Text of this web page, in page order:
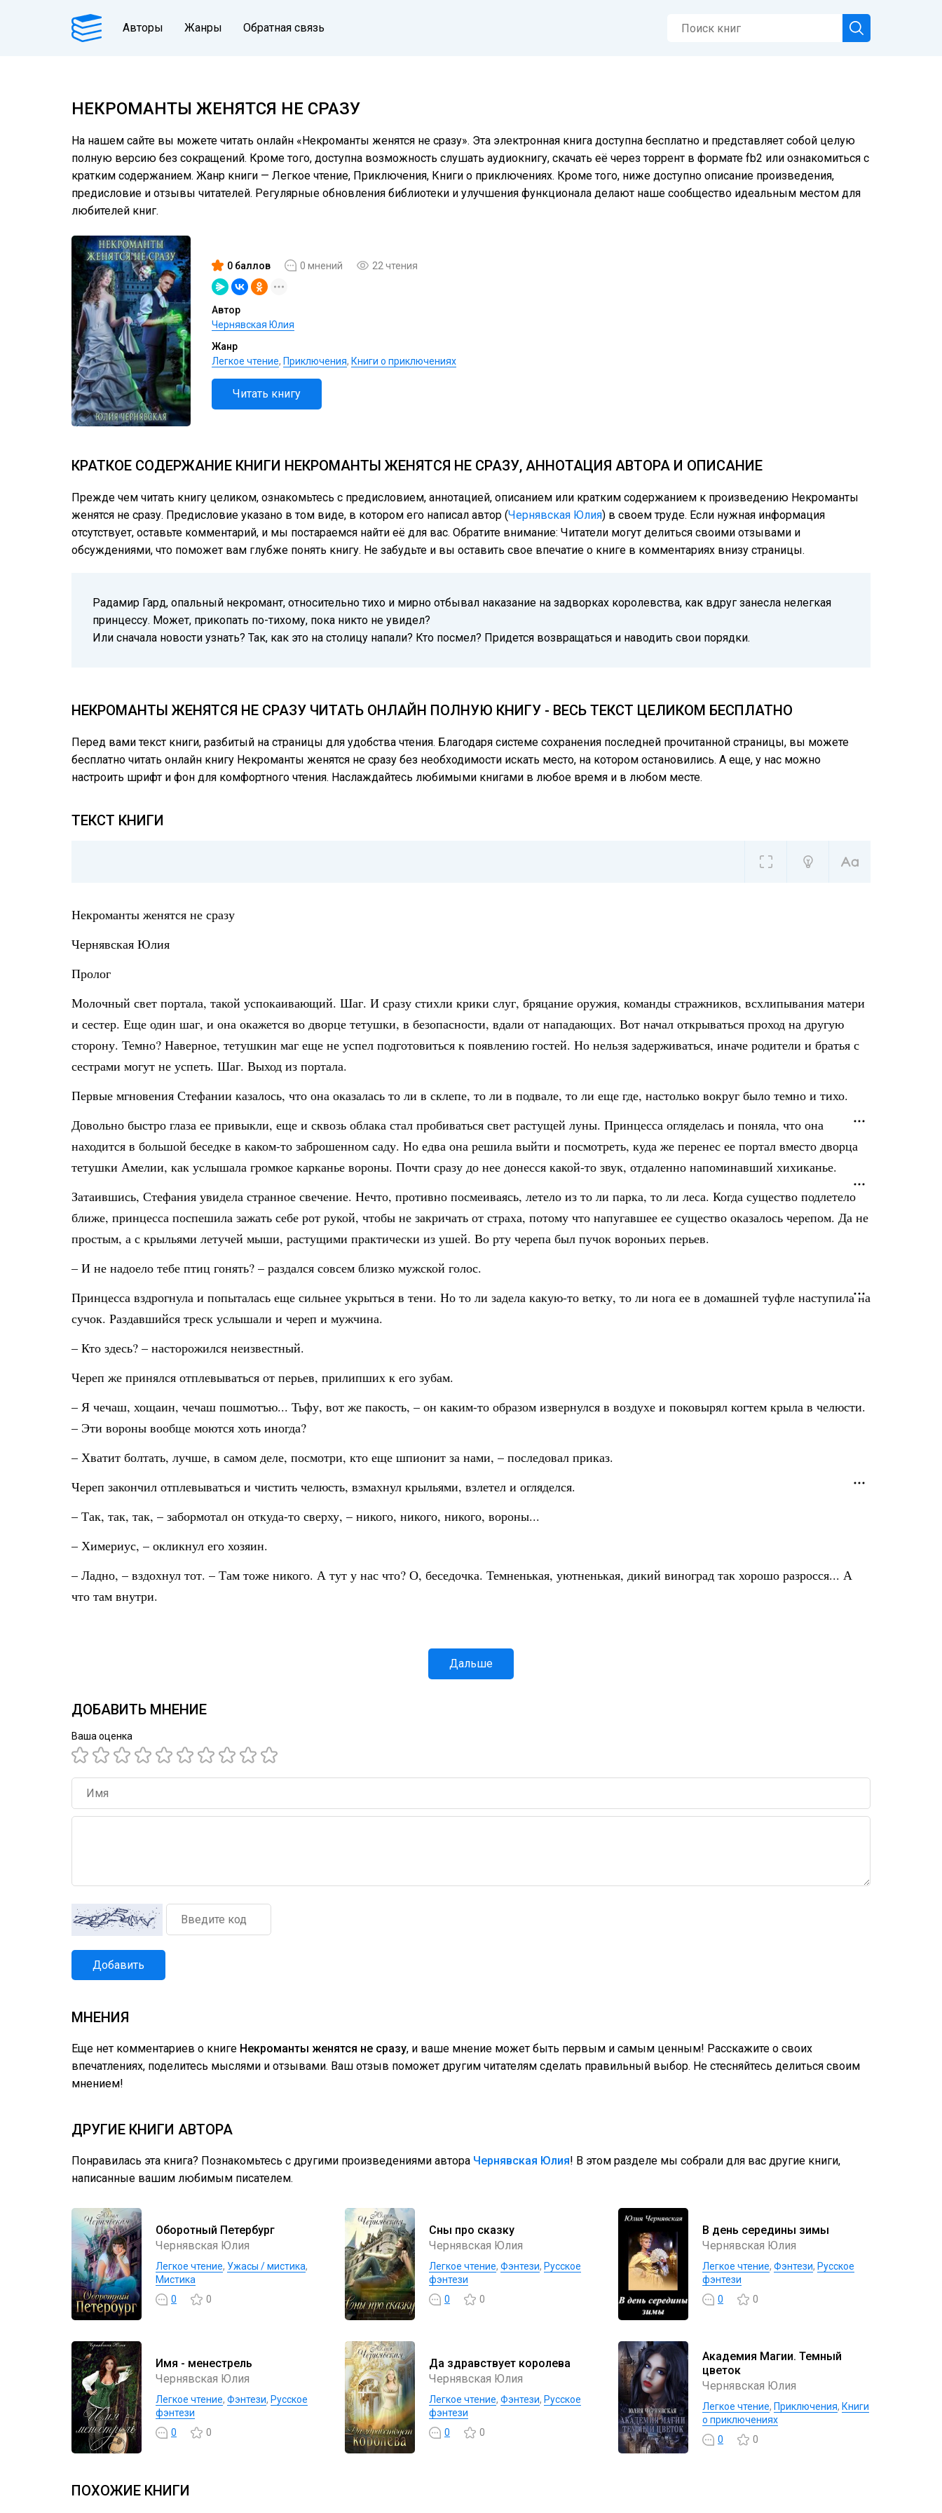
Авторы Жанры Обратная связь
НЕКРОМАНТЫ ЖЕНЯТСЯ НЕ СРАЗУ
На нашем сайте вы можете читать онлайн «Некроманты женятся не сразу». Эта электронная книга доступна бесплатно и представляет собой целую
полную версию без сокращений. Кроме того, доступна возможность слушать аудиокнигу, скачать её через торрент в формате fb2 или ознакомиться с
кратким содержанием. Жанр книги — Легкое чтение, Приключения, Книги о приключениях. Кроме того, ниже доступно описание произведения,
предисловие и отзывы читателей. Регулярные обновления библиотеки и улучшения функционала делают наше сообщество идеальным местом для
любителей книг.
0 баллов 0 мнений 22 чтения
Автор
Чернявская Юлия
Жанр
Легкое чтение, Приключения, Книги о приключениях
Читать книгу
КРАТКОЕ СОДЕРЖАНИЕ КНИГИ НЕКРОМАНТЫ ЖЕНЯТСЯ НЕ СРАЗУ, АННОТАЦИЯ АВТОРА И ОПИСАНИЕ
Прежде чем читать книгу целиком, ознакомьтесь с предисловием, аннотацией, описанием или кратким содержанием к произведению Некроманты
женятся не сразу. Предисловие указано в том виде, в котором его написал автор (Чернявская Юлия) в своем труде. Если нужная информация
отсутствует, оставьте комментарий, и мы постараемся найти её для вас. Обратите внимание: Читатели могут делиться своими отзывами и
обсуждениями, что поможет вам глубже понять книгу. Не забудьте и вы оставить свое впечатие о книге в комментариях внизу страницы.
Радамир Гард, опальный некромант, относительно тихо и мирно отбывал наказание на задворках королевства, как вдруг занесла нелегкая
принцессу. Может, прикопать по-тихому, пока никто не увидел?
Или сначала новости узнать? Так, как это на столицу напали? Кто посмел? Придется возвращаться и наводить свои порядки.
НЕКРОМАНТЫ ЖЕНЯТСЯ НЕ СРАЗУ ЧИТАТЬ ОНЛАЙН ПОЛНУЮ КНИГУ - ВЕСЬ ТЕКСТ ЦЕЛИКОМ БЕСПЛАТНО
Перед вами текст книги, разбитый на страницы для удобства чтения. Благодаря системе сохранения последней прочитанной страницы, вы можете
бесплатно читать онлайн книгу Некроманты женятся не сразу без необходимости искать место, на котором остановились. А еще, у нас можно
настроить шрифт и фон для комфортного чтения. Наслаждайтесь любимыми книгами в любое время и в любом месте.
ТЕКСТ КНИГИ
Некроманты женятся не сразу
Чернявская Юлия
Пролог
Молочный свет портала, такой успокаивающий. Шаг. И сразу стихли крики слуг, бряцание оружия, команды стражников, всхлипывания матери
и сестер. Еще один шаг, и она окажется во дворце тетушки, в безопасности, вдали от нападающих. Вот начал открываться проход на другую
сторону. Темно? Наверное, тетушкин маг еще не успел подготовиться к появлению гостей. Но нельзя задерживаться, иначе родители и братья с
сестрами могут не успеть. Шаг. Выход из портала.
Первые мгновения Стефании казалось, что она оказалась то ли в склепе, то ли в подвале, то ли еще где, настолько вокруг было темно и тихо.
Довольно быстро глаза ее привыкли, еще и сквозь облака стал пробиваться свет растущей луны. Принцесса огляделась и поняла, что она
находится в большой беседке в каком-то заброшенном саду. Но едва она решила выйти и посмотреть, куда же перенес ее портал вместо дворца
тетушки Амелии, как услышала громкое карканье вороны. Почти сразу до нее донесся какой-то звук, отдаленно напоминавший хихиканье.
Затаившись, Стефания увидела странное свечение. Нечто, противно посмеиваясь, летело из то ли парка, то ли леса. Когда существо подлетело
ближе, принцесса поспешила зажать себе рот рукой, чтобы не закричать от страха, потому что напугавшее ее существо оказалось черепом. Да не
простым, а с крыльями летучей мыши, растущими практически из ушей. Во рту черепа был пучок вороньих перьев.
– И не надоело тебе птиц гонять? – раздался совсем близко мужской голос.
Принцесса вздрогнула и попыталась еще сильнее укрыться в тени. Но то ли задела какую-то ветку, то ли нога ее в домашней туфле наступила на
сучок. Раздавшийся треск услышали и череп и мужчина.
– Кто здесь? – насторожился неизвестный.
Череп же принялся отплевываться от перьев, прилипших к его зубам.
– Я чечаш, хощаин, чечаш пошмотъю... Тьфу, вот же пакость, – он каким-то образом извернулся в воздухе и поковырял когтем крыла в челюсти.
– Эти вороны вообще моются хоть иногда?
– Хватит болтать, лучше, в самом деле, посмотри, кто еще шпионит за нами, – последовал приказ.
Череп закончил отплевываться и чистить челюсть, взмахнул крыльями, взлетел и огляделся.
– Так, так, так, – забормотал он откуда-то сверху, – никого, никого, никого, вороны...
– Химериус, – окликнул его хозяин.
– Ладно, – вздохнул тот. – Там тоже никого. А тут у нас что? О, беседочка. Темненькая, уютненькая, дикий виноград так хорошо разросся... А
что там внутри.
Дальше
ДОБАВИТЬ МНЕНИЕ
Ваша оценка
Добавить
МНЕНИЯ
Еще нет комментариев о книге Некроманты женятся не сразу, и ваше мнение может быть первым и самым ценным! Расскажите о своих
впечатлениях, поделитесь мыслями и отзывами. Ваш отзыв поможет другим читателям сделать правильный выбор. Не стесняйтесь делиться своим
мнением!
ДРУГИЕ КНИГИ АВТОРА
Понравилась эта книга? Познакомьтесь с другими произведениями автора Чернявская Юлия! В этом разделе мы собрали для вас другие книги,
написанные вашим любимым писателем.
Оборотный Петербург
Чернявская Юлия
Легкое чтение, Ужасы / мистика,
Мистика
0
0
Сны про сказку
Чернявская Юлия
Легкое чтение, Фэнтези, Русское
фэнтези
0
0
В день середины зимы
Чернявская Юлия
Легкое чтение, Фэнтези, Русское
фэнтези
0
0
Имя - менестрель
Чернявская Юлия
Легкое чтение, Фэнтези, Русское
фэнтези
0
0
Да здравствует королева
Чернявская Юлия
Легкое чтение, Фэнтези, Русское
фэнтези
0
0
Академия Магии. Темный
цветок
Чернявская Юлия
Легкое чтение, Приключения, Книги
о приключениях
0
0
ПОХОЖИЕ КНИГИ